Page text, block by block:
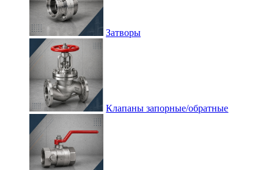
Затворы
Клапаны запорные/обратные